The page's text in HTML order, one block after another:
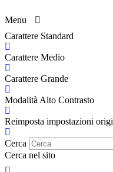
Menu
Carattere Standard
Carattere Medio
Carattere Grande
Modalità Alto Contrasto
Reimposta impostazioni
Cerca
Cerca nel sito